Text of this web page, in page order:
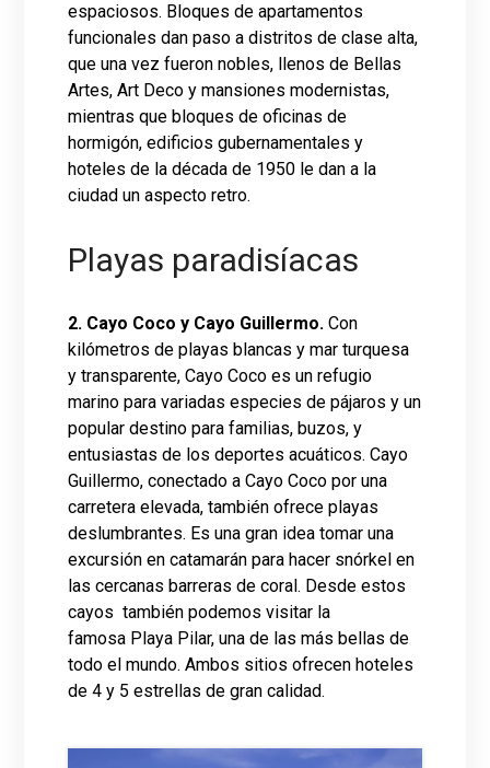
espaciosos. Bloques de apartamentos
funcionales dan paso a distritos de clase alta,
que una vez fueron nobles, llenos de Bellas
Artes, Art Deco y mansiones modernistas,
mientras que bloques de oficinas de
hormigón, edificios gubernamentales y
hoteles de la década de 1950 le dan a la
ciudad un aspecto retro.
Playas paradisíacas
2. Cayo Coco y Cayo Guillermo.Con
kilómetros de playas blancas y mar turquesa
y transparente, Cayo Coco es un refugio
marino para variadas especies de pájaros y un
popular destino para familias, buzos, y
entusiastas de los deportes acuáticos. Cayo
Guillermo, conectado a Cayo Coco por una
carretera elevada, también ofrece playas
deslumbrantes. Es una gran idea tomar una
excursión en catamarán para hacer snórkel en
las cercanas barreras de coral. Desde estos
cayos también podemos visitar la
famosa Playa Pilar, una de las más bellas de
todo el mundo. Ambos sitios ofrecen hoteles
de 4 y 5 estrellas de gran calidad.